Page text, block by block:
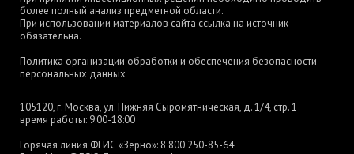
более полный анализ предметной области.
При использовании материалов сайта ссылка на источник
обязательна.
Политика организации обработки и обеспечения безопасности
персональных данных
105120, г. Москва, ул. Нижняя Сыромятническая, д. 1/4, стр. 1
время работы: 9:00-18:00
Горячая линия ФГИС «Зерно»: 8 800 250-85-64